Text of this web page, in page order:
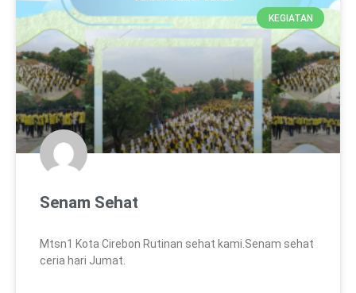
KEGIATAN
Senam Sehat
Mtsn1 Kota Cirebon Rutinan sehat kami.Senam sehat
ceria hari Jumat.